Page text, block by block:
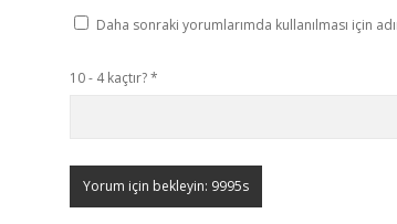
Daha sonraki yorumlarımda kullanılması için
10 - 4 kaçtır?*